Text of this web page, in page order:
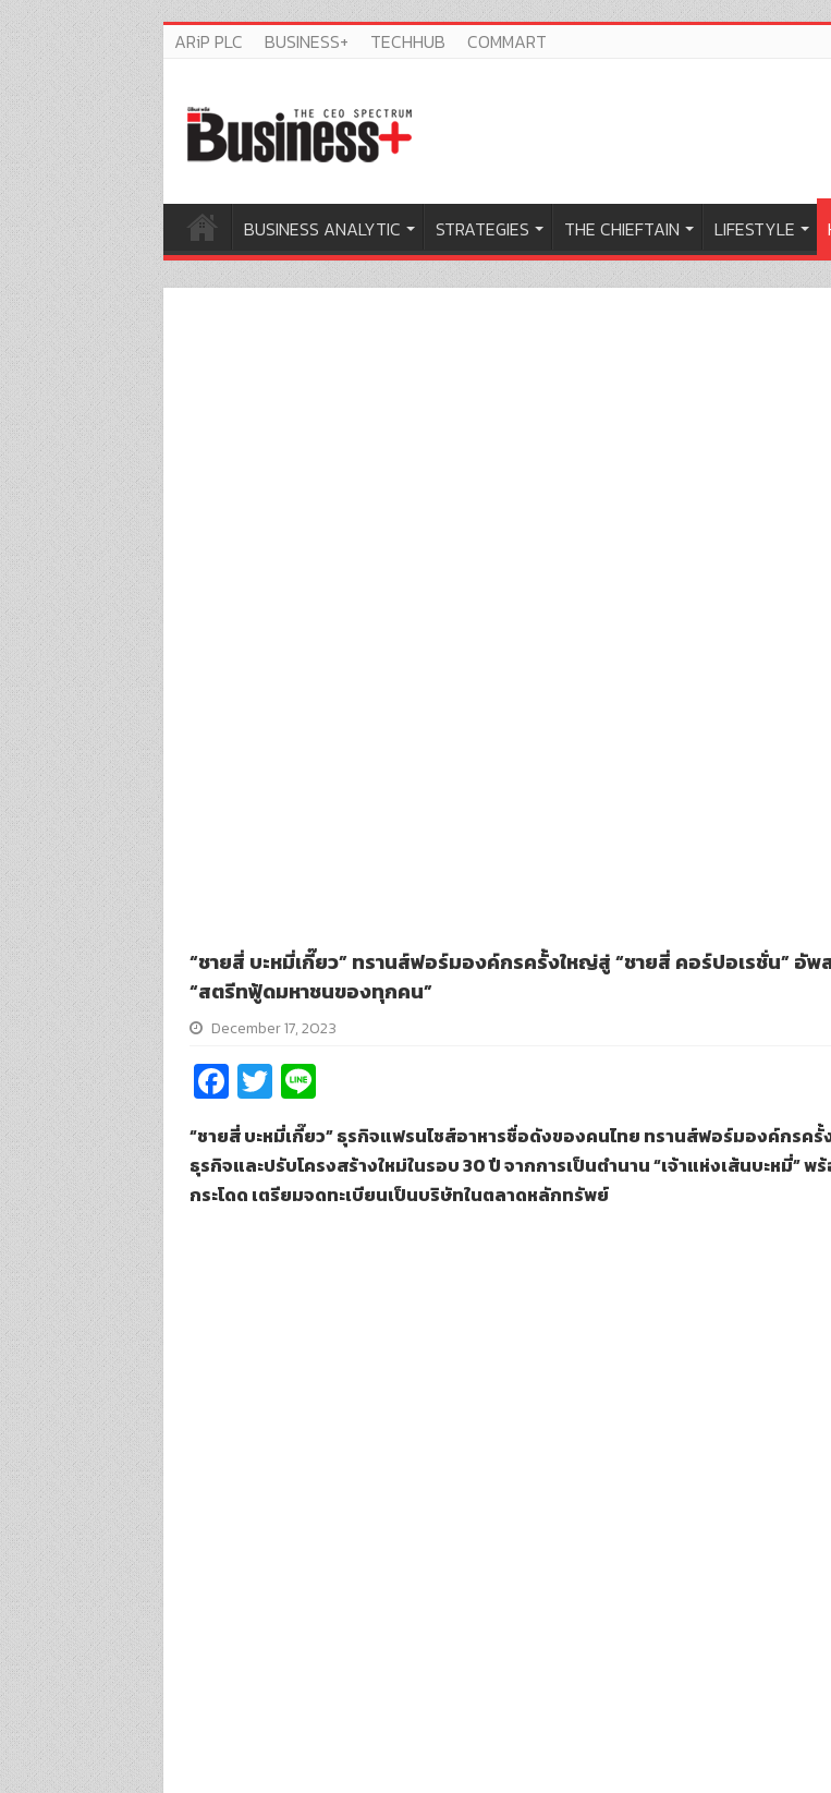
ARiP PLC BUSINESS+ TECHHUB COMMART
BUSINESS ANALYTIC STRATEGIES THE CHIEFTAIN LIFESTYLE
“ชายสี่ บะหมี่เกี๊ยว” ทรานส์ฟอร์มองค์กรครั้งใหญ่สู่ “ชายสี่ คอร์ปอเรชั่น” อั
“สตรีทฟู้ดมหาชนของทุกคน”
December 17, 2023
Fa
ce
b
o
T
wi
tt
er
Li
n
e
“ชายสี่ บะหมี่เกี๊ยว” ธุรกิจแฟรนไชส์อาหารชื่อดังของคนไทย ทรานส์ฟอร์มองค์กรค
ธุรกิจและปรับโครงสร้างใหม่ในรอบ 30 ปี จากการเป็นตำนาน “เจ้าแห่งเส้นบะหมี่”
กระโดด เตรียมจดทะเบียนเป็นบริษัทในตลาดหลักทรัพย์